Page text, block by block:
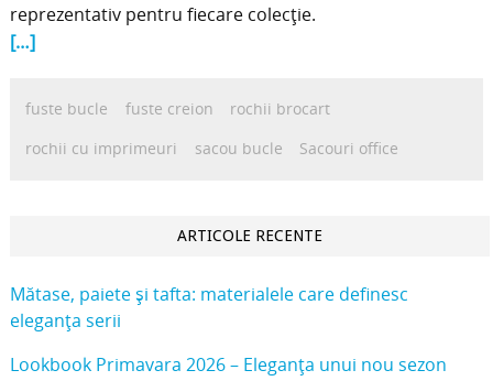
reprezentativ pentru fiecare colecție.
[…]
fuste bucle fuste creion
rochii brocart
rochii cu imprimeuri
sacou bucle Sacouri office
ARTICOLE RECENTE
Mătase, paiete și tafta: materialele care definesc
eleganța serii
Lookbook Primavara 2026 – Eleganța unui nou sezon